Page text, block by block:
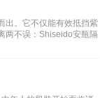
出。它不仅能有效抵挡紫
两不误：Shiseido安瓶隔